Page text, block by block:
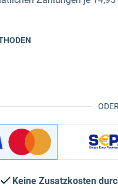
ODER
Keine Zusatzkosten